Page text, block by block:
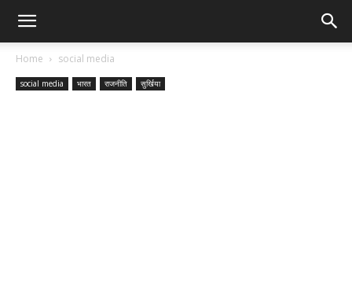
Home social media
social media भारत राजनीति सुर्खिया